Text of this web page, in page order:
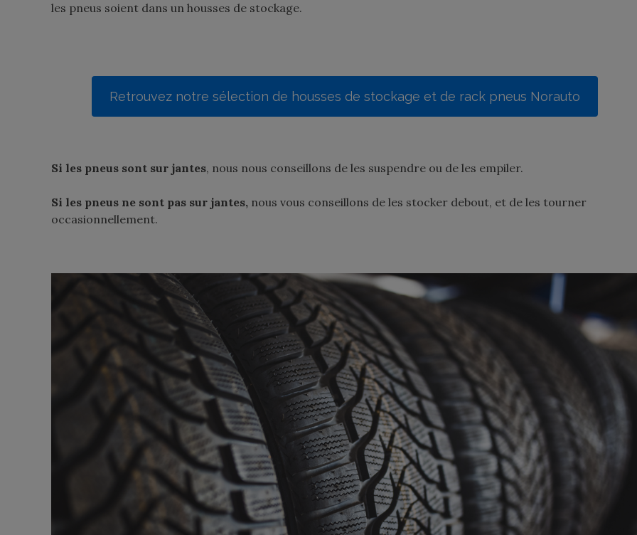
les pneus soient dans un housses de stockage.
Retrouvez notre sélection de housses de stockage et de rack pneus Norauto
Si les pneus sont sur jantes, nous nous conseillons de les suspendre ou de les empiler.
Si les pneus ne sont pas sur jantes, nous vous conseillons de les stocker debout, et de les tourner
occasionnellement.